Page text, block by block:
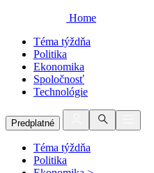
Home
Téma týždňa
Politika
Ekonomika
Spoločnosť
Technológie
Predplatné
Téma týždňa
Politika